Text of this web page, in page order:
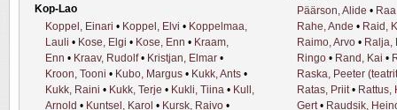
Kop-Lao
Koppel, Einari • Koppel, Elvi • Koppelmaa,
Lauli • Kose, Elgi • Kose, Enn • Kraam,
Enn • Kraav, Rudolf• Kristjan, Elmar •
Kroon, Tooni • Kubo, Margus • Kukk, Ants •
Kukk, Raini • Kukk, Terje • Kukli, Tiina • Kull,
Arnold • Kuntsel, Karol • Kursk, Raivo •
Päärson, Alide •
Rahe, Ande • Raid,
Raimo, Arvo • Ralja,
Ringo • Rand, Kai •
Raska, Peeter
Ratas, Priit• Rattus,
Gert• Raudsik,